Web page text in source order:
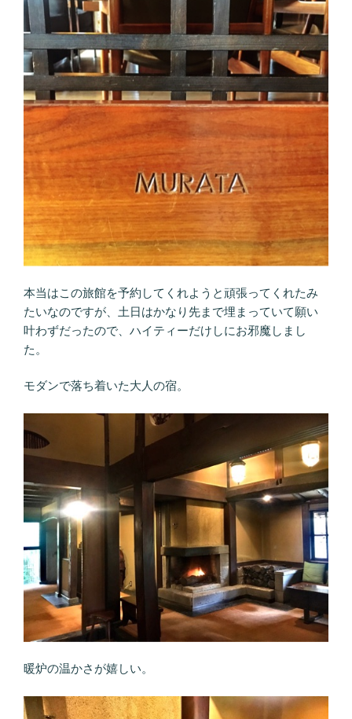
本当はこの旅館を予約してくれようと頑張ってくれたみ
たいなのですが、土日はかなり先まで埋まっていて願い
叶わずだったので、ハイティーだけしにお邪魔しまし
た。
モダンで落ち着いた大人の宿。
暖炉の温かさが嬉しい。